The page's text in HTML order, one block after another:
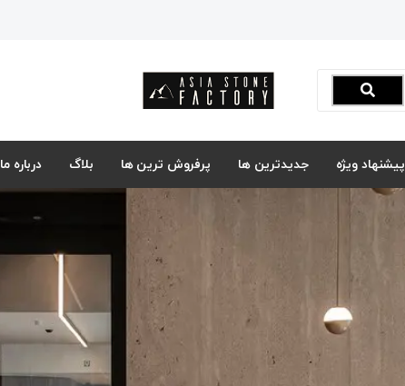
پیشنهاد ویژه جدیدترین ها پرفروش ترین ها بلاگ درباره ما